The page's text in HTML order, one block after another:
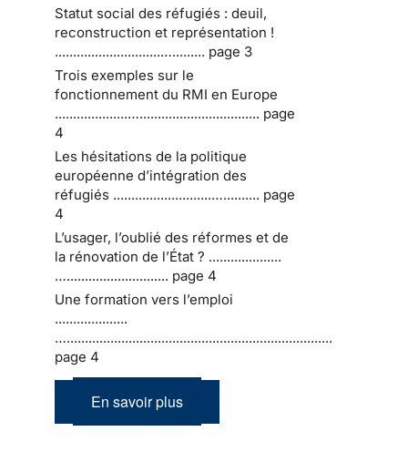
Statut social des réfugiés : deuil,
reconstruction et représentation !
.............................…......... page 3
Trois exemples sur le
fonctionnement du RMI en Europe
....................…................................. page
4
Les hésitations de la politique
européenne d’intégration des
réfugiés ...........................….......... page
4
L’usager, l’oublié des réformes et de
la rénovation de l’État ? ....................
…............................ page 4
Une formation vers l’emploi
....................
….........................................................................
page 4
En savoir plus